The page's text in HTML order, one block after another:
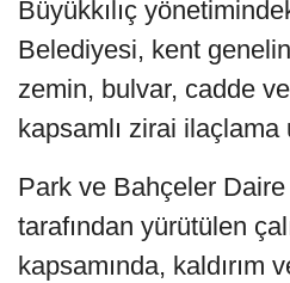
Büyükkılıç
Belediyesi, kent
zemin, bulvar, cadde
kapsamlı zirai ilaçlama
Park ve Bahçeler Daire
tarafından yürütülen
kapsamında, kaldırım